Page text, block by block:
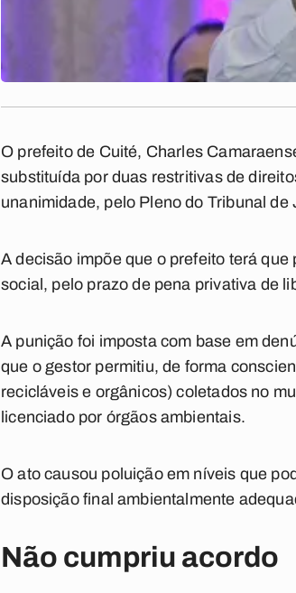
O prefeito de Cuité, Charles
substituída por duas restritivas de
unanimidade, pelo Pleno do Tribunal
A decisão impõe que o prefeito terá
social, pelo prazo de pena privativa de
A punição foi imposta com base em
que o gestor permitiu, de forma
recicláveis e orgânicos) coletados no
licenciado por órgãos ambientais.
O ato causou poluição em níveis que
disposição final ambientalmente
Não cumpriu acordo